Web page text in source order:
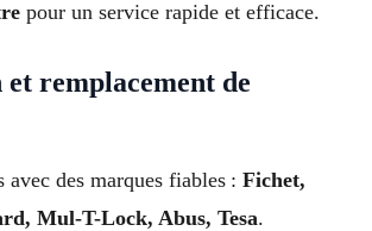
pour un service rapide et efficace.
remplacement de
des marques fiables : Fichet,
Mul-T-Lock, Abus, Tesa.